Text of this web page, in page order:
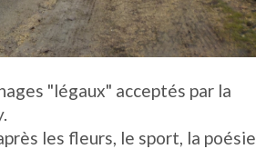
"légaux" acceptés par la
les fleurs, le sport, la poésie